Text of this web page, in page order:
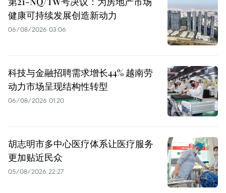
健康可持续发展创造新动力
06/08/2026 03:06
科技与金融招聘需求增长44% 越南劳
动力市场呈现结构性转型
06/08/2026 01:20
胡志明市多中心医疗体系让医疗服务
更加贴近民众
05/08/2026 22:27